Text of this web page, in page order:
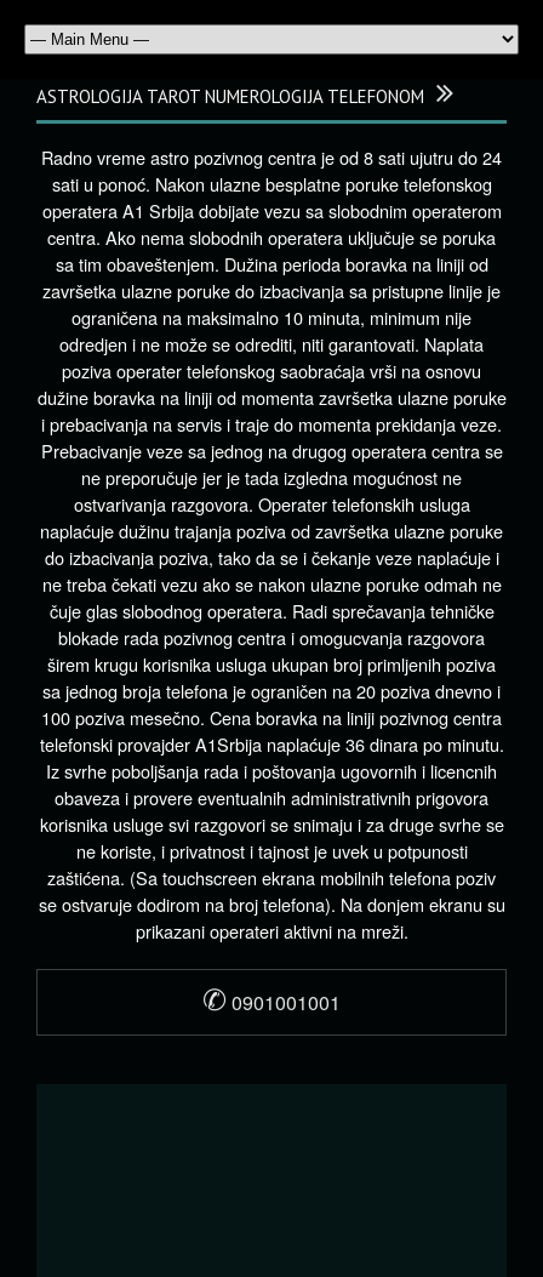
ASTROLOGIJA TAROT NUMEROLOGIJA TELEFONOM
Radno vreme astro pozivnog centra je od 8 sati ujutru do 24
sati u ponoć. Nakon ulazne besplatne poruke telefonskog
operatera A1 Srbija dobijate vezu sa slobodnim operaterom
centra. Ako nema slobodnih operatera uključuje se poruka
sa tim obaveštenjem. Dužina perioda boravka na liniji od
završetka ulazne poruke do izbacivanja sa pristupne linije je
ograničena na maksimalno 10 minuta, minimum nije
odredjen i ne može se odrediti, niti garantovati. Naplata
poziva operater telefonskog saobraćaja vrši na osnovu
dužine boravka na liniji od momenta završetka ulazne poruke
i prebacivanja na servis i traje do momenta prekidanja veze.
Prebacivanje veze sa jednog na drugog operatera centra se
ne preporučuje jer je tada izgledna mogućnost ne
ostvarivanja razgovora. Operater telefonskih usluga
naplaćuje dužinu trajanja poziva od završetka ulazne poruke
do izbacivanja poziva, tako da se i čekanje veze naplaćuje i
ne treba čekati vezu ako se nakon ulazne poruke odmah ne
čuje glas slobodnog operatera. Radi sprečavanja tehničke
blokade rada pozivnog centra i omogucvanja razgovora
širem krugu korisnika usluga ukupan broj primljenih poziva
sa jednog broja telefona je ograničen na 20 poziva dnevno i
100 poziva mesečno. Cena boravka na liniji pozivnog centra
telefonski provajder A1Srbija naplaćuje 36 dinara po minutu.
Iz svrhe poboljšanja rada i poštovanja ugovornih i licencnih
obaveza i provere eventualnih administrativnih prigovora
korisnika usluge svi razgovori se snimaju i za druge svrhe se
ne koriste, i privatnost i tajnost je uvek u potpunosti
zaštićena. (Sa touchscreen ekrana mobilnih telefona poziv
se ostvaruje dodirom na broj telefona). Na donjem ekranu su
prikazani operateri aktivni na mreži.
✆ 0901001001